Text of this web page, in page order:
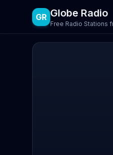
GR Globe Radio
Free Radio Stations